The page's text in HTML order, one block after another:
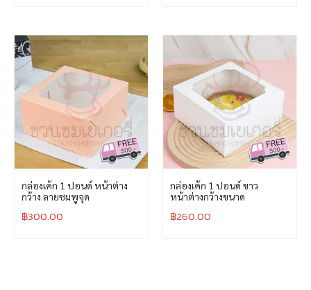
กล่องเค้ก 1 ปอนด์ หน้าต่าง
กว้าง ลายชมพูจุด
฿300.00
กล่องเค้ก 1 ปอนด์ ขาว
หน้าต่างกว้างขนาด
฿260.00